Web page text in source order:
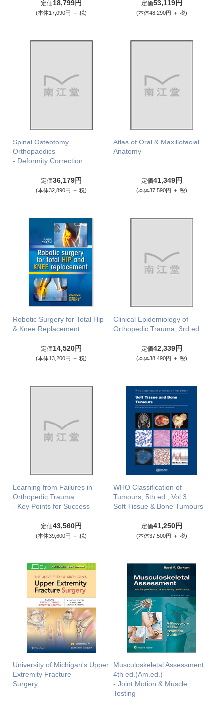
定価18,799円
(本体17,090円 ＋ 税)
定価53,119円
(本体48,290円 ＋ 税)
Spinal Osteotomy
Orthopaedics
- Deformity Correction
定価36,179円
(本体32,890円 ＋ 税)
Atlas of Oral & Maxillofacial
Anatomy
定価41,349円
(本体37,590円 ＋ 税)
Robotic Surgery for Total Hip
& Knee Replacement
定価14,520円
(本体13,200円 ＋ 税)
Clinical Epidemiology of
Orthopedic Trauma, 3rd ed.
定価42,339円
(本体38,490円 ＋ 税)
Learning from Failures in
Orthopedic Trauma
- Key Points for Success
定価43,560円
(本体39,600円 ＋ 税)
WHO Classification of
Tumours, 5th ed., Vol.3
Soft Tissue & Bone Tumours
定価41,250円
(本体37,500円 ＋ 税)
University of Michigan's Upper
Extremity Fracture
Surgery
Musculoskeletal Assessment,
4th ed.(Am.ed.)
- Joint Motion & Muscle
Testing